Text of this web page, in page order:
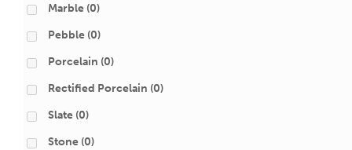
Marble (0)
Pebble (0)
Porcelain (0)
Rectified Porcelain (0)
Slate (0)
Stone (0)